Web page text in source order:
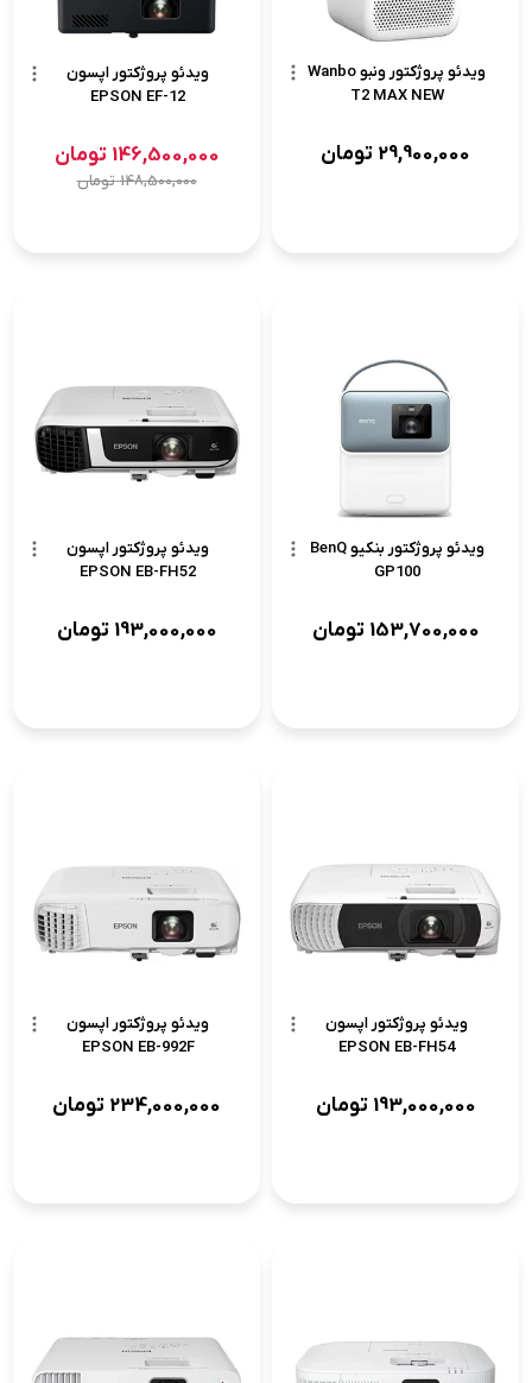
ویدئو پروژکتور ونبو Wanbo
T2 MAX NEW
29,900,000 تومان
ویدئو پروژکتور اپسون
EPSON EF-12
146,500,000 تومان
148,500,000تومان
ویدئو پروژکتور بنکیو BenQ
GP100
153,700,000 تومان
ویدئو پروژکتور اپسون
EPSON EB-FH52
193,000,000 تومان
ویدئو پروژکتور اپسون
EPSON EB-FH54
193,000,000 تومان
ویدئو پروژکتور اپسون
EPSON EB-992F
234,000,000 تومان